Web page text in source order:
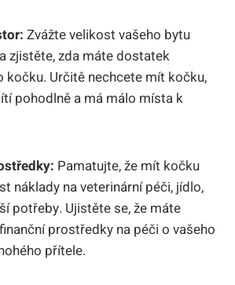
Zvážte velikost vašeho bytu
zjistěte, zda máte dostatek
kočku. Určitě nechcete mít kočku,
pohodlně a má málo místa k
Pamatujte, že mít kočku
náklady na veterinární péči, jídlo,
potřeby. Ujistěte se, že máte
prostředky na péči o vašeho
přítele.